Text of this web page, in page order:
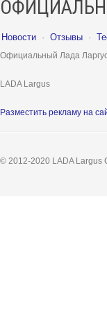
Новости · Отзывы ·
Официальный Лада
LADA Largus
Разместить рекламу на
© 2012-2020 LADA Largus